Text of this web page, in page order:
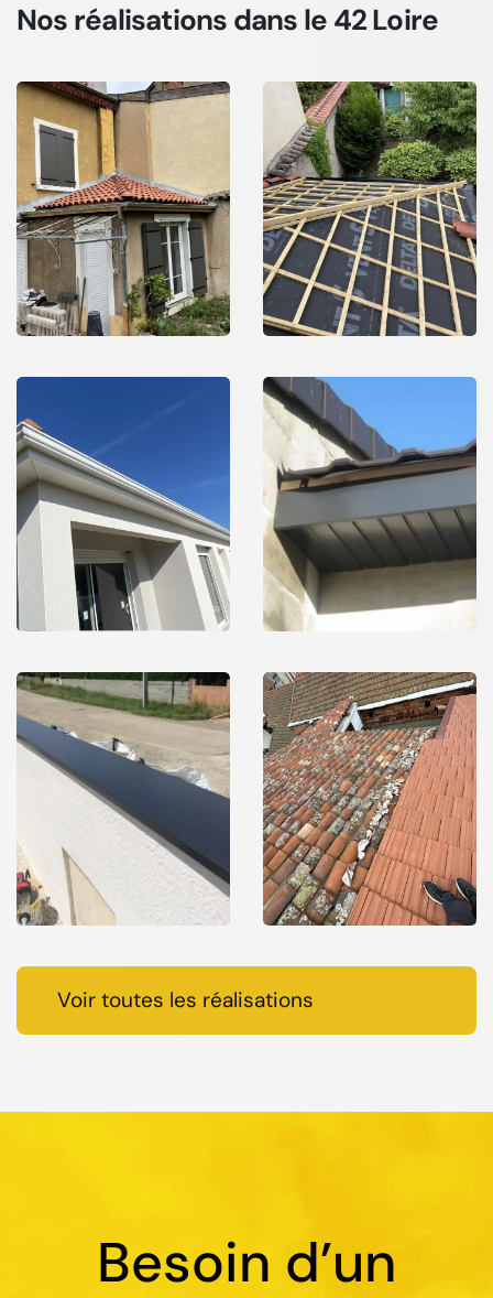
Nos réalisations dans le 42 Loire
Voir toutes les réalisations
Besoin d’un